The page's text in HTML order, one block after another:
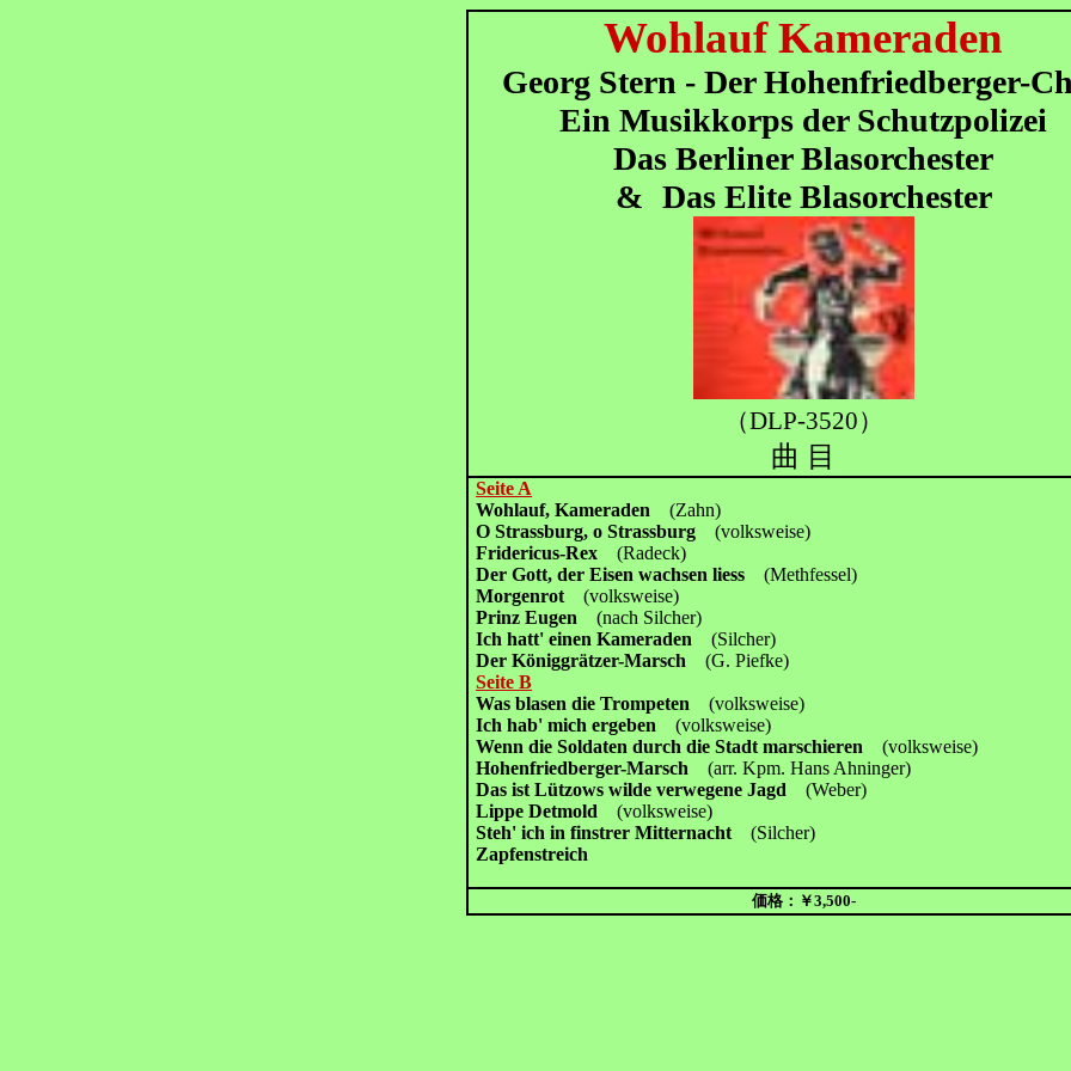
Wohlauf Kameraden
Georg Stern - Der Hohenfriedberger-
Ein Musikkorps der Schutzpolizei
Das Berliner Blasorchester
& Das Elite Blasorchester
（DLP-3520）
曲 目
Seite A
Wohlauf, Kameraden(Zahn)
O Strassburg, o Strassburg(volksweise)
Fridericus-Rex(Radeck)
Der Gott, der Eisen wachsen liess(Methfessel)
Morgenrot(volksweise)
Prinz Eugen(nach Silcher)
Ich hatt' einen Kameraden(Silcher)
Der Königgrätzer-Marsch(G. Piefke)
Seite B
Was blasen die Trompeten(volksweise)
Ich hab' mich ergeben(volksweise)
Wenn die Soldaten durch die Stadt marschieren(volksweise)
Hohenfriedberger-Marsch(arr. Kpm. Hans Ahninger)
Das ist Lützows wilde verwegene Jagd(Weber)
Lippe Detmold(volksweise)
Steh' ich in finstrer Mitternacht(Silcher)
Zapfenstreich
価格：￥3,500-